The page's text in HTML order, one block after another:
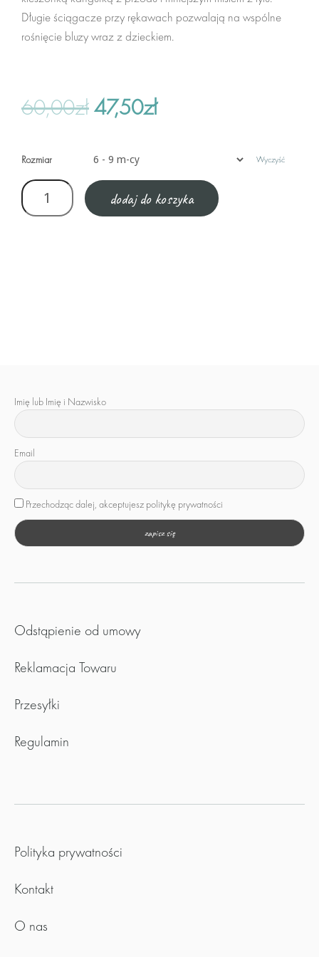
Nerki
Wypełnienie
wyprzedaż
Gry i Książki
Ubranie
Długie ściągacze przy rękawach pozwalają na wspólne
rośnięcie bluzy wraz z dzieckiem.
60,00zł47,50zł
Rozmiar Wyczyść
dodaj do koszyka
Imię lub Imię i Nazwisko
Email
Przechodząc dalej, akceptujesz politykę prywatności
Odstąpienie od umowy
Reklamacja Towaru
Przesyłki
Regulamin
Polityka prywatności
Kontakt
O nas